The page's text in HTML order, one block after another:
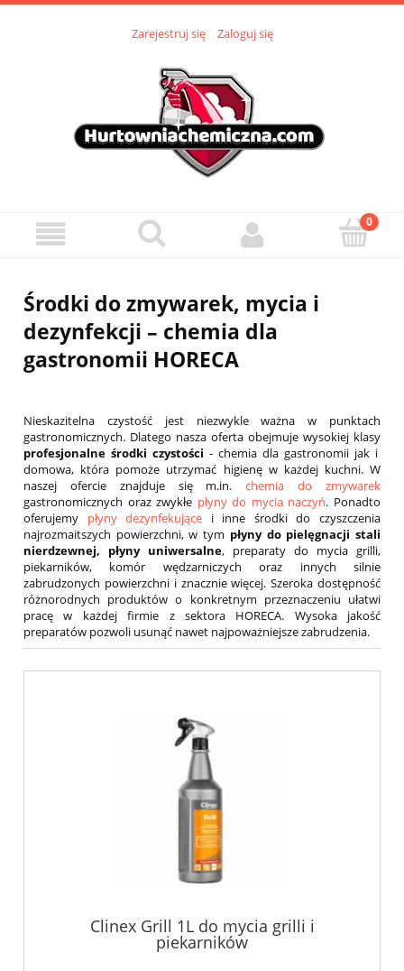
Zarejestruj się Zaloguj się
Środki do zmywarek, mycia i
dezynfekcji – chemia dla
gastronomii HORECA
Nieskazitelna czystość jest niezwykle ważna w punktach
gastronomicznych. Dlatego nasza oferta obejmuje wysokiej klasy
profesjonalne środki czystości - chemia dla gastronomii jak i
domowa, która pomoże utrzymać higienę w każdej kuchni. W
naszej ofercie znajduje się m.in.chemia do zmywarek
gastronomicznych oraz zwykłe płyny do mycia naczyń. Ponadto
oferujemy płyny dezynfekujące i inne środki do czyszczenia
najrozmaitszych powierzchni, w tym płyny do pielęgnacji stali
nierdzewnej, płyny uniwersalne, preparaty do mycia grilli,
piekarników, komór wędzarniczych oraz innych silnie
zabrudzonych powierzchni i znacznie więcej. Szeroka dostępność
różnorodnych produktów o konkretnym przeznaczeniu ułatwi
pracę w każdej firmie z sektora HORECA. Wysoka jakość
preparatów pozwoli usunąć nawet najpoważniejsze zabrudzenia.
Clinex Grill 1L do mycia grilli i
piekarników